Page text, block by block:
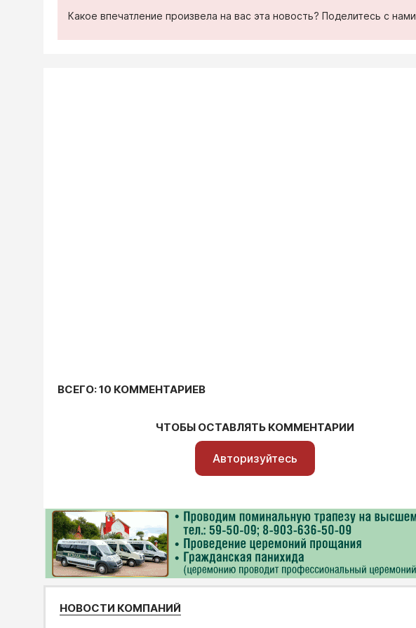
Какое впечатление произвела на вас эта новость? Поделитесь с нами
ВСЕГО: 10 КОММЕНТАРИЕВ
ЧТОБЫ ОСТАВЛЯТЬ КОММЕНТАРИИ
Авторизуйтесь
НОВОСТИ КОМПАНИЙ